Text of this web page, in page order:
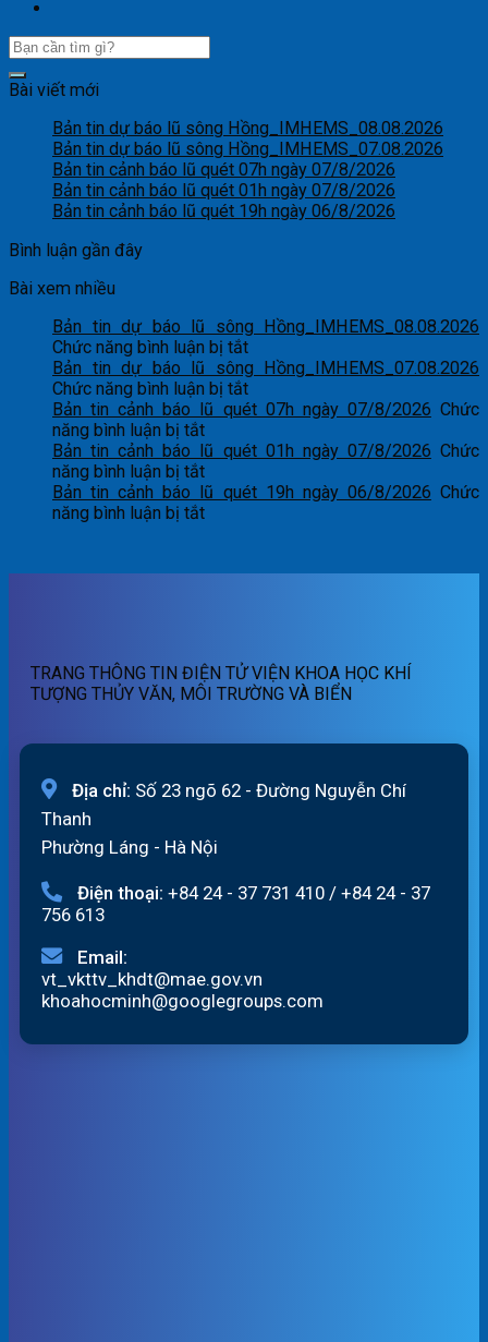
Bài viết mới
Bản tin dự báo lũ sông Hồng_IMHEMS_08.08.2026
Bản tin dự báo lũ sông Hồng_IMHEMS_07.08.2026
Bản tin cảnh báo lũ quét 07h ngày 07/8/2026
Bản tin cảnh báo lũ quét 01h ngày 07/8/2026
Bản tin cảnh báo lũ quét 19h ngày 06/8/2026
Bình luận gần đây
Bài xem nhiều
Bản tin dự báo lũ sông Hồng_IMHEMS_08.08.2026
Chức năng bình luận bị tắtở
Bản
tin
dự
lũ
Hồng_IMHEMS_08.08.2026
Bản tin dự báo lũ sông Hồng_IMHEMS_07.08.2026
Chức năng bình luận bị tắtở
Bản
dự
lũ
Bản tin cảnh báo lũ quét 07h ngày 07/8/2026 Chức
năng bình luận bị tắtở
Bản
tin
cảnh
báo
07h
Bản tin cảnh báo lũ quét 01h ngày 07/8/2026 Chức
năng bình luận bị tắtở
Bản
tin
lũ
07/8/2026
Bản tin cảnh báo lũ quét 19h ngày 06/8/2026 Chức
năng bình luận bị tắtở
cảnh
ngày
06/8/2026
TRANG THÔNG TIN ĐIỆN TỬ VIỆN KHOA HỌC KHÍ
TƯỢNG THỦY VĂN, MÔI TRƯỜNG VÀ BIỂN
Địa chỉ: Số 23 ngõ 62 - Đường Nguyễn Chí
Thanh
Phường Láng - Hà Nội
Điện thoại: +84 24 - 37 731 410 / +84 24 - 37
756 613
Email:
vt_vkttv_khdt@mae.gov.vn
khoahocminh@googlegroups.com